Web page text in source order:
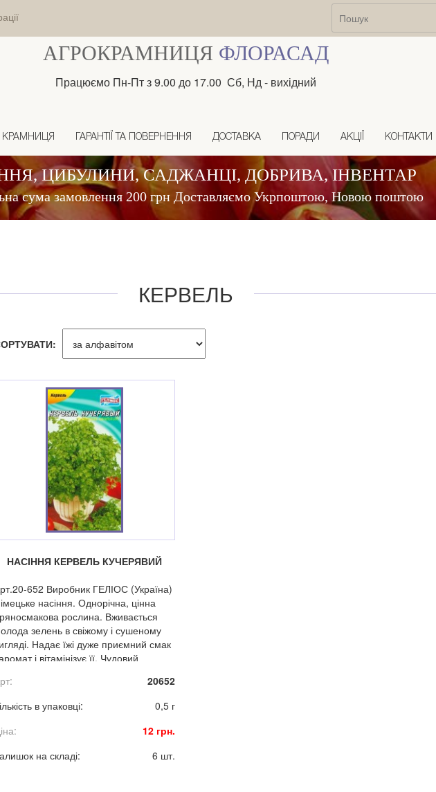
АГРОКРАМНИЦЯ ФЛОРАСАД
Працюємо Пн-Пт з 9.00 до 17.00 Сб, Нд - вихідний
КРАМНИЦЯ ГАРАНТІЇ ТА ПОВЕРНЕННЯ ДОСТАВКА ПОРАДИ АКЦІЇ КОНТАКТИ
ЦИБУЛИНИ, САДЖАНЦІ, ДОБРИВА, ІНВЕНТАР
сума замовлення 200 грн Доставляємо Укрпоштою, Новою поштою
КЕРВЕЛЬ
НАСІННЯ КЕРВЕЛЬ КУЧЕРЯВИЙ
652 Виробник ГЕЛІОС (Україна)
насіння. Однорічна, цінна
рослина. Вживається
зелень в свіжому і сушеному
Надає їжі дуже приємний смак
і вітамінізує її. Чудовий
20652
в упаковці:
0,5 г
12 грн.
на складі:
6 шт.